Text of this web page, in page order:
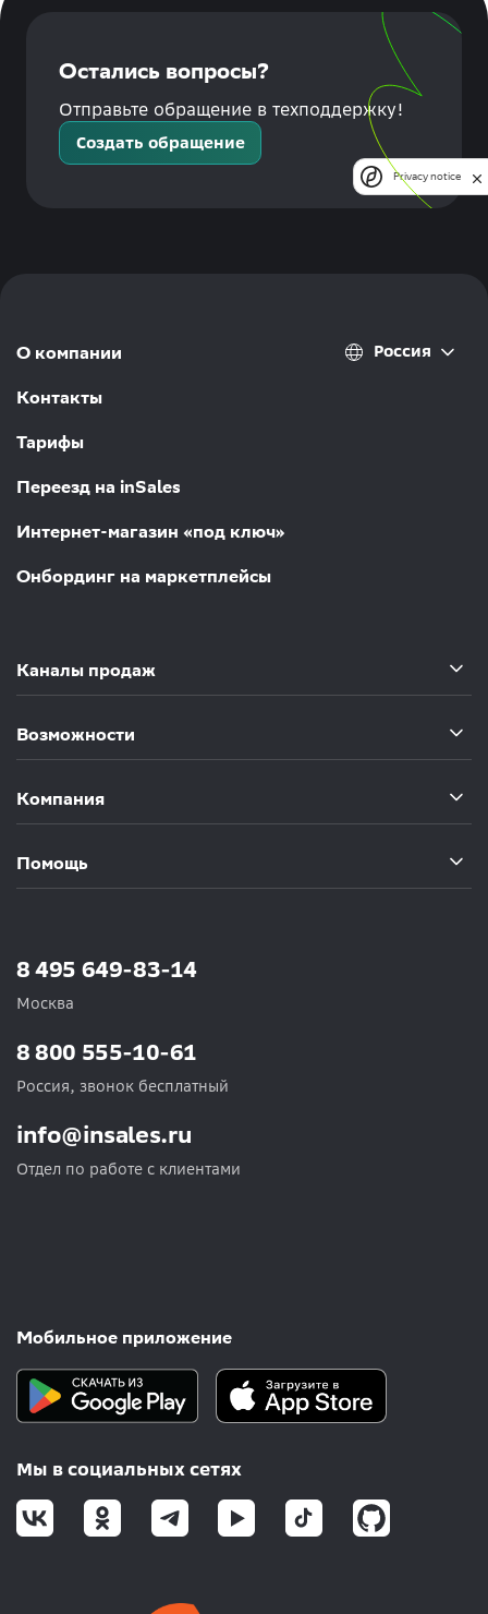
Остались вопросы?
Отправьте обращение в техподдержку!
Создать обращение
О компании
Контакты
Тарифы
Переезд на inSales
Интернет-магазин «под ключ»
Онбординг на маркетплейсы
Россия
Каналы продаж
Возможности
Компания
Помощь
8 495 649-83-14
Москва
info@insales.ru
Отдел по работе с клиентами
8 800 555-10-61
Россия, звонок бесплатный
Мобильное приложение
Мы в социальных сетях
Privacy notice